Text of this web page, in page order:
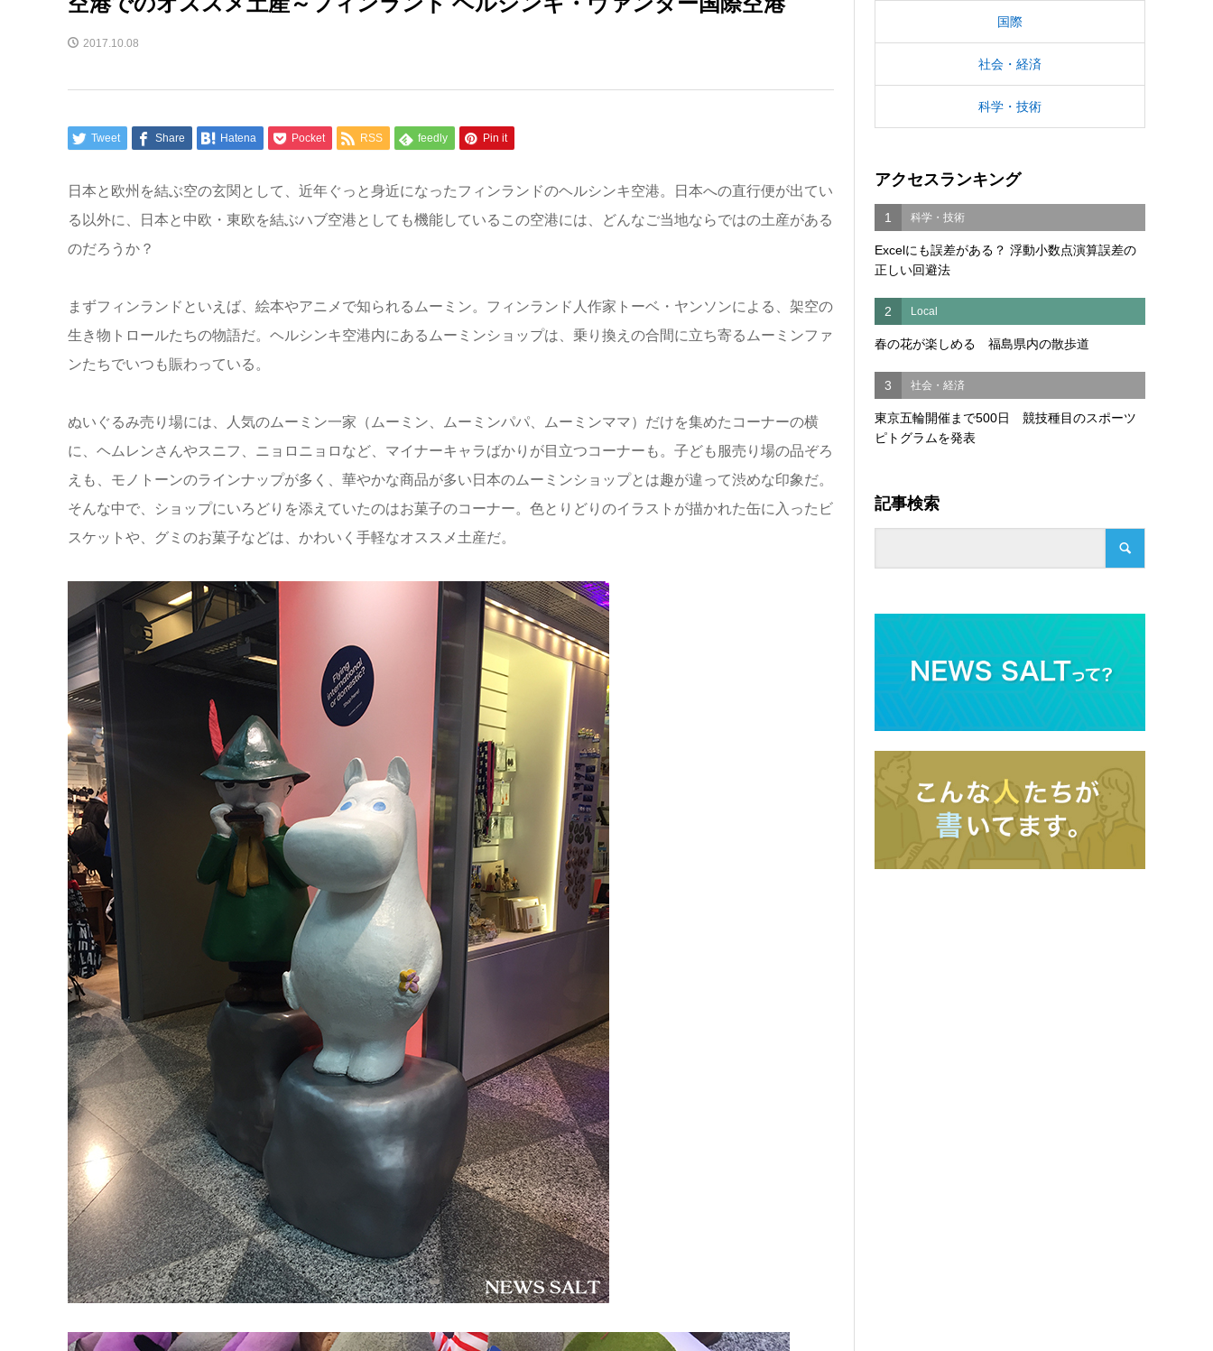
2017.10.08
Tweet Share Hatena Pocket RSS feedly Pin it
日本と欧州を結ぶ空の玄関として、近年ぐっと身近になったフィンランドのヘルシンキ空港。日本への直行便が出てい
る以外に、日本と中欧・東欧を結ぶハブ空港としても機能しているこの空港には、どんなご当地ならではの土産がある
のだろうか？
まずフィンランドといえば、絵本やアニメで知られるムーミン。フィンランド人作家トーベ・ヤンソンによる、架空の
生き物トロールたちの物語だ。ヘルシンキ空港内にあるムーミンショップは、乗り換えの合間に立ち寄るムーミンファ
ンたちでいつも賑わっている。
ぬいぐるみ売り場には、人気のムーミン一家（ムーミン、ムーミンパパ、ムーミンママ）だけを集めたコーナーの横
に、ヘムレンさんやスニフ、ニョロニョロなど、マイナーキャラばかりが目立つコーナーも。子ども服売り場の品ぞろ
えも、モノトーンのラインナップが多く、華やかな商品が多い日本のムーミンショップとは趣が違って渋めな印象だ。
そんな中で、ショップにいろどりを添えていたのはお菓子のコーナー。色とりどりのイラストが描かれた缶に入ったビ
スケットや、グミのお菓子などは、かわいく手軽なオススメ土産だ。
国際
社会・経済
科学・技術
アクセスランキング
1 科学・技術
Excelにも誤差がある？ 浮動小数点演算誤差の
正しい回避法
2 Local
春の花が楽しめる 福島県内の散歩道
3 社会・経済
東京五輪開催まで500日 競技種目のスポーツ
ピトグラムを発表
記事検索